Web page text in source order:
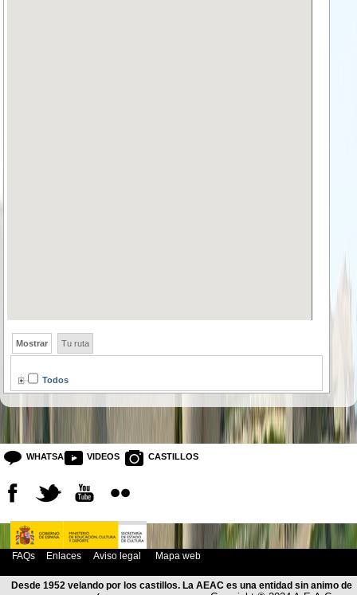
Mostrar Tu ruta
Todos
WHATSAPP VIDEOS CASTILLOS
FAQs Enlaces Aviso legal Mapa web
Desde 1952 velando por los castillos. La AEAC es una entidad sin animo de